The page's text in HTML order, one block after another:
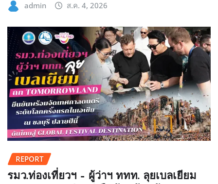
admin ส.ค. 4, 2026
REPORT
รมว.ท่องเที่ยวฯ – ผู้ว่าฯ ททท. ลุยเบลเยียม